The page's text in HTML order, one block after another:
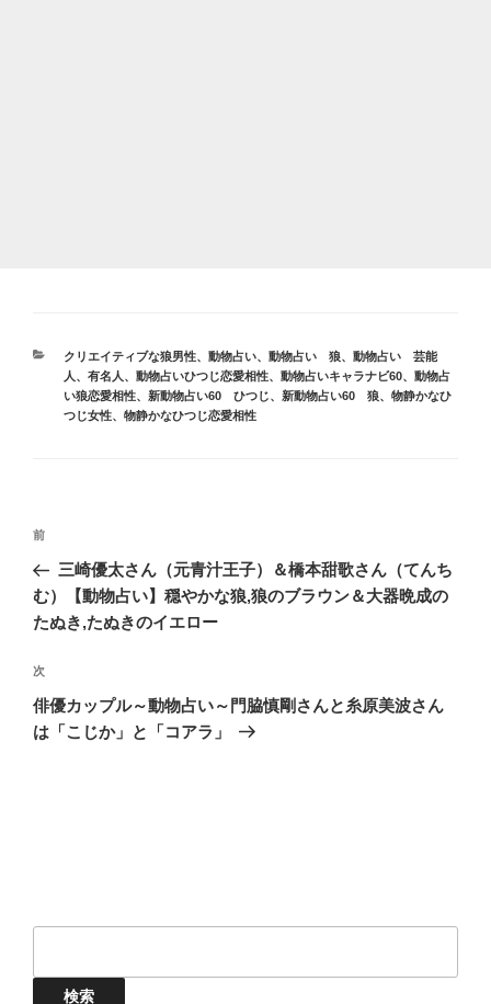
カ
テ
ゴ
リ
クリエイティブな狼男性、 動物占い、 動物占い 狼、 動物占い 芸能
人、有名人 、 動物占いひつじ恋愛相性、 動物占いキャラナビ60、 動物占
い狼恋愛相性、 新動物占い60 ひつじ、 新動物占い60 狼、 物静かなひ
つじ女性、 物静かなひつじ恋愛相性
投
ナ
ビ
ー
シ
ョ
前
の
投
稿
前
三崎優太さん（元青汁王子）＆橋本甜歌さん（てんち
む）【動物占い】穏やかな狼,狼のブラウン＆大器晩成の
たぬき,たぬきのイエロー
次
の
投
次
俳優カップル～動物占い～門脇慎剛さんと糸原美波さん
は「こじか」と「コアラ」